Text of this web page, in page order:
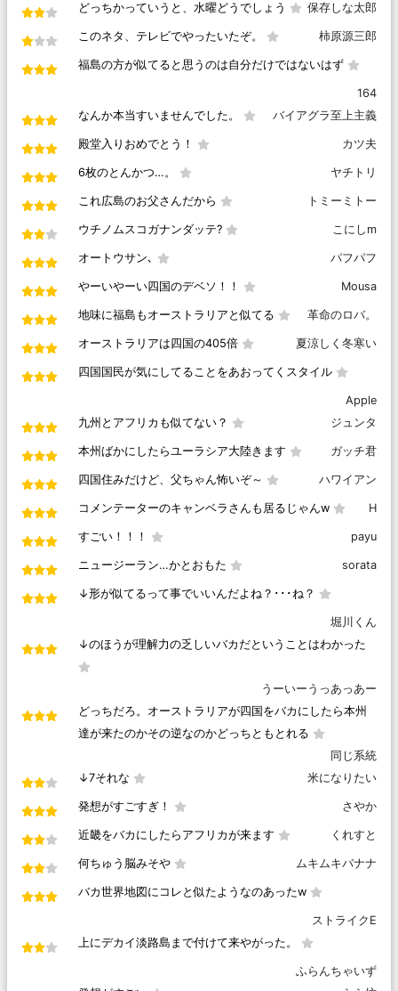
どっちかっていうと、水曜どうでしょう 保存しな太郎
このネタ、テレビでやったいたぞ。 柿原源三郎
福島の方が似てると思うのは自分だけではないはず
164
なんか本当すいませんでした。
バイアグラ至上主義
殿堂入りおめでとう！ カツ夫
6枚のとんかつ…。 ヤチトリ
これ広島のお父さんだから トミーミトー
ウチノムスコガナンダッテ? こにしm
オートウサン､ パフパフ
やーいやーい四国のデベソ！！ Mousa
地味に福島もオーストラリアと似てる 革命のロバ。
オーストラリアは四国の405倍 夏涼しく冬寒い
四国国民が気にしてることをあおってくスタイル
Apple
九州とアフリカも似てない？
ジュンタ
本州ばかにしたらユーラシア大陸きます ガッチ君
四国住みだけど、父ちゃん怖いぞ～ ハワイアン
コメンテーターのキャンベラさんも居るじゃんw H
すごい！！！ payu
ニュージーラン…かとおもた sorata
↓形が似てるって事でいいんだよね？･･･ね？
堀川くん
↓のほうが理解力の乏しいバカだということはわかった
うーいーうっあっあー
どっちだろ。オーストラリアが四国をバカにしたら本州
達が来たのかその逆なのかどっちともとれる
同じ系統
↓7それな
米になりたい
発想がすごすぎ！ さやか
近畿をバカにしたらアフリカが来ます くれすと
何ちゅう脳みそや ムキムキバナナ
バカ世界地図にコレと似たようなのあったw
ストライクE
上にデカイ淡路島まで付けて来やがった。
ふらんちゃいず